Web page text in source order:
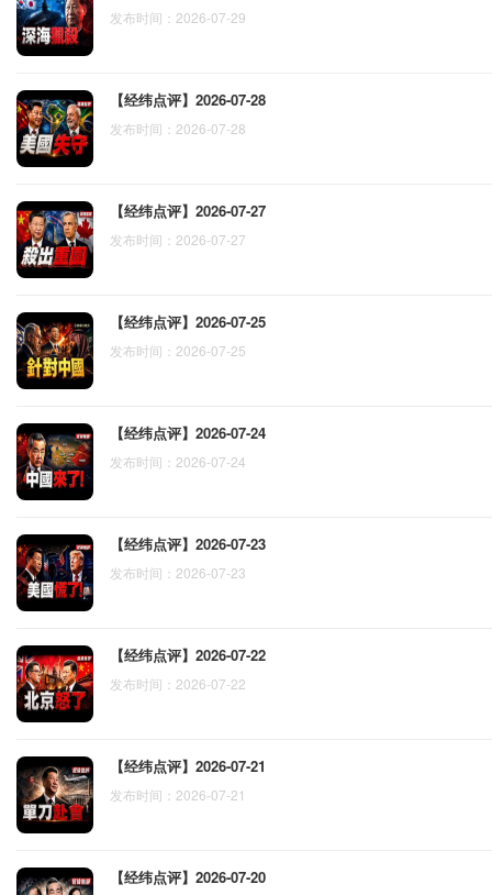
发布时间：2026-07-29
【经纬点评】2026-07-28
发布时间：2026-07-28
【经纬点评】2026-07-27
发布时间：2026-07-27
【经纬点评】2026-07-25
发布时间：2026-07-25
【经纬点评】2026-07-24
发布时间：2026-07-24
【经纬点评】2026-07-23
发布时间：2026-07-23
【经纬点评】2026-07-22
发布时间：2026-07-22
【经纬点评】2026-07-21
发布时间：2026-07-21
【经纬点评】2026-07-20